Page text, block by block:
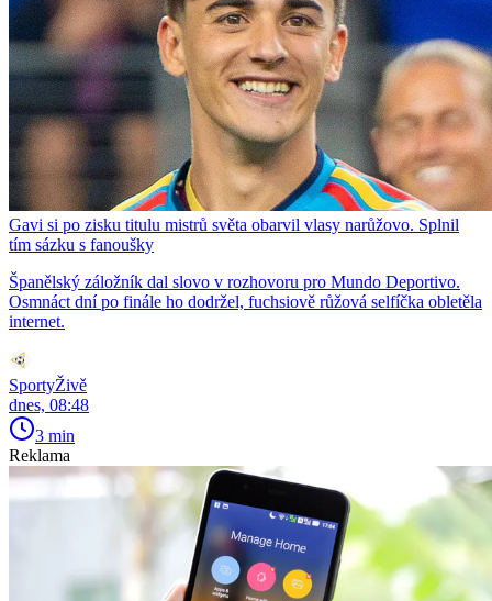
Gavi si po zisku titulu mistrů světa obarvil vlasy narůžovo. Splnil
tím sázku s fanoušky
Španělský záložník dal slovo v rozhovoru pro Mundo Deportivo.
Osmnáct dní po finále ho dodržel, fuchsiově růžová selfíčka obletěla
internet.
SportyŽivě
dnes, 08:48
3 min
Reklama